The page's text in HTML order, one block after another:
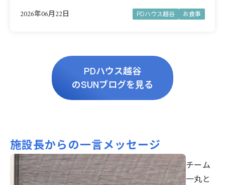
2026年06月22日 PDハウス越谷 お食事
PDハウス越谷
のSUNブログを見る
施設長からの一言メッセージ
チーム
一丸と